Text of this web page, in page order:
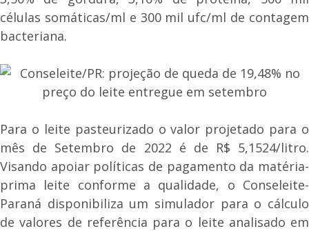
células somáticas/ml e 300 mil ufc/ml de contagem
bacteriana.
Para o leite pasteurizado o valor projetado para o
mês de Setembro de 2022 é de R$ 5,1524/litro.
Visando apoiar políticas de pagamento da matéria-
prima leite conforme a qualidade, o Conseleite-
Paraná disponibiliza um simulador para o cálculo
de valores de referência para o leite analisado em